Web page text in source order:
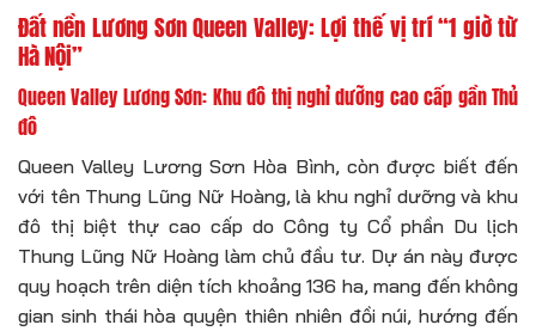
Đất nền Lương Sơn Queen Valley: Lợi thế vị trí “1 giờ từ
Hà Nội”
Queen Valley Lương Sơn: Khu đô thị nghỉ dưỡng cao cấp gần Thủ
đô
Queen Valley Lương Sơn Hòa Bình, còn được biết đến
với tên Thung Lũng Nữ Hoàng, là khu nghỉ dưỡng và khu
đô thị biệt thự cao cấp do Công ty Cổ phần Du lịch
Thung Lũng Nữ Hoàng làm chủ đầu tư. Dự án này được
quy hoạch trên diện tích khoảng 136 ha, mang đến không
gian sinh thái hòa quyện thiên nhiên đồi núi, hướng đến